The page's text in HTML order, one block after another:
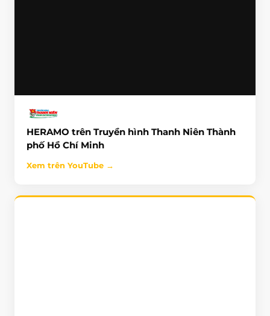
NHẤN ĐỂ XEM
HERAMO trên Truyền hình Thanh Niên Thành
phố Hồ Chí Minh
Xem trên YouTube →